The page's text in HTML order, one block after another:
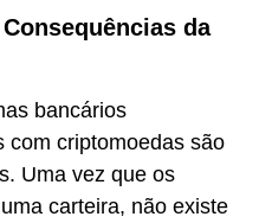
da
bancários
com criptomoedas são
Uma vez que os
carteira, não existe